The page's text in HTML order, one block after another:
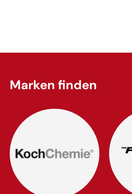
Marken finden